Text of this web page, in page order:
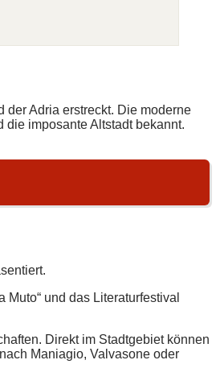
der Adria erstreckt. Die moderne
imposante Altstadt bekannt.
und das Literaturfestival
Direkt im Stadtgebiet können
Maniagio, Valvasone oder